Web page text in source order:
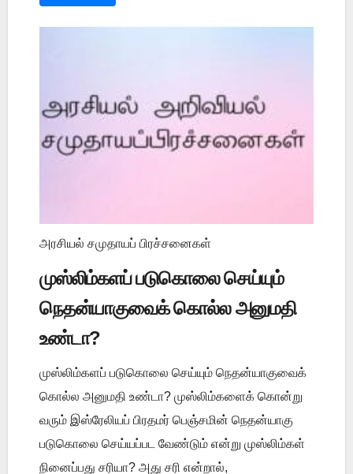
அரசியல் சமுதாயப் பிரச்சனைகள்
முஸ்லிம்களப் படுகொலை செய்யும்
நெதன்யாகுவைக் கொல்ல அனுமதி
உண்டா?
முஸ்லிம்களப் படுகொலை செய்யும் நெதன்யாகுவைக்
கொல்ல அனுமதி உண்டா? முஸ்லிம்களைக் கொன்று
வரும் இஸ்ரேலியப் பிரதமர் பெஞ்சமின் நெதன்யாகு
படுகொலை செய்யப்பட வேண்டும் என்று முஸ்லிம்கள்
நினைப்பது சரியா? அது சரி என்றால்,